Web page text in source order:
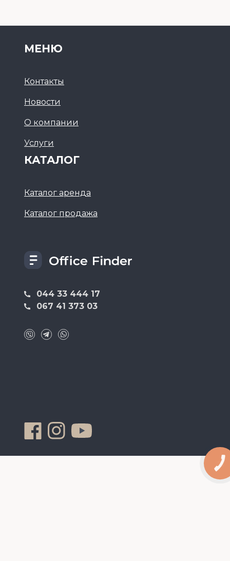
044 33 444 17
067 41 373 03
МЕНЮ
Контакты
Новости
О компании
Услуги
КАТАЛОГ
Каталог аренда
Каталог продажа